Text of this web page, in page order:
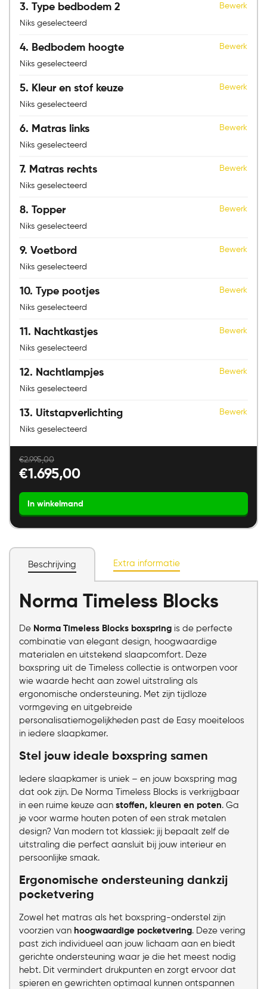
Bezoek onze showroom
3 Type bedbodem 2 Bewerk
Niks geselecteerd
4 Bedbodem hoogte Bewerk
Niks geselecteerd
5 Kleur en stof keuze Bewerk
Niks geselecteerd
6 Matras links Bewerk
Niks geselecteerd
7 Matras rechts Bewerk
Niks geselecteerd
8 Topper Bewerk
Niks geselecteerd
9 Voetbord Bewerk
Niks geselecteerd
10 Type pootjes Bewerk
Niks geselecteerd
11 Nachtkastjes Bewerk
Niks geselecteerd
12 Nachtlampjes Bewerk
Niks geselecteerd
13 Uitstapverlichting Bewerk
Niks geselecteerd
€2.995,00
€1.695,00
Norma
Timeless
In winkelmand
Beschrijving Extra informatie
Norma Timeless Blocks
De Norma Timeless Blocks boxspring is de perfecte
combinatie van elegant design, hoogwaardige
materialen en uitstekend slaapcomfort. Deze
boxspring uit de Timeless collectie is ontworpen voor
wie waarde hecht aan zowel uitstraling als
ergonomische ondersteuning. Met zijn tijdloze
vormgeving en uitgebreide
personalisatiemogelijkheden past de Easy moeiteloos
in iedere slaapkamer.
Stel jouw ideale boxspring samen
Iedere slaapkamer is uniek – en jouw boxspring mag
dat ook zijn. De Norma Timeless Blocks is verkrijgbaar
in een ruime keuze aan stoffen, kleuren en poten. Ga
je voor warme houten poten of een strak metalen
design? Van modern tot klassiek: jij bepaalt zelf de
uitstraling die perfect aansluit bij jouw interieur en
persoonlijke smaak.
Ergonomische ondersteuning dankzij
pocketvering
Zowel het matras als het boxspring-onderstel zijn
voorzien van hoogwaardige pocketvering. Deze vering
past zich individueel aan jouw lichaam aan en biedt
gerichte ondersteuning waar je die het meest nodig
hebt. Dit vermindert drukpunten en zorgt ervoor dat
spieren en gewrichten optimaal kunnen ontspannen